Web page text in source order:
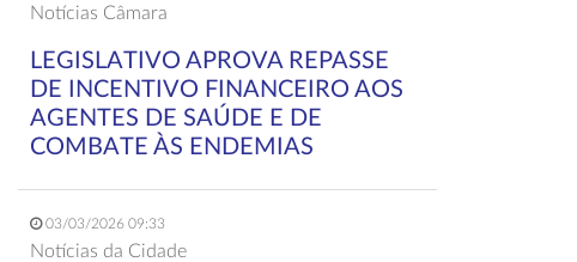
Notícias Câmara
LEGISLATIVO APROVA REPASSE
DE INCENTIVO FINANCEIRO AOS
AGENTES DE SAÚDE E DE
COMBATE ÀS ENDEMIAS
03/03/2026 09:33
Notícias da Cidade